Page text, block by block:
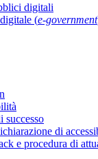
digitali
(e-government
successo
di
e procedura di